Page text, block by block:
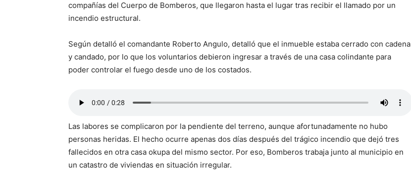
compañías del Cuerpo de Bomberos, que llegaron hasta el lugar tras recibir el llamado por un
incendio estructural.
Según detalló el comandante Roberto Angulo, detalló que el inmueble estaba cerrado con cadena
y candado, por lo que los voluntarios debieron ingresar a través de una casa colindante para
poder controlar el fuego desde uno de los costados.
Las labores se complicaron por la pendiente del terreno, aunque afortunadamente no hubo
personas heridas. El hecho ocurre apenas dos días después del trágico incendio que dejó tres
fallecidos en otra casa okupa del mismo sector. Por eso, Bomberos trabaja junto al municipio en
un catastro de viviendas en situación irregular.